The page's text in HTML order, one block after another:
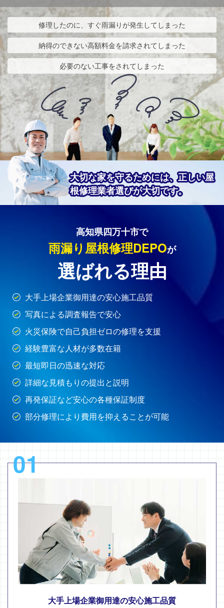
修理したのに、すぐ雨漏りが発生してしまった
納得のできない高額料金を請求されてしまった
必要のない工事をされてしまった
大切な家を守るためには、正しい屋
根修理業者選びが大切です。
高知県四万十市で
雨漏り屋根修理DEPOが
選ばれる理由
大手上場企業御用達の安心施工品質
写真による調査報告で安心
火災保険で自己負担ゼロの修理を支援
経験豊富な人材が多数在籍
最短即日の迅速な対応
詳細な見積もりの提出と説明
再発保証など安心の各種保証制度
部分修理により費用を抑えることが可能
01
大手上場企業御用達の安心施工品質